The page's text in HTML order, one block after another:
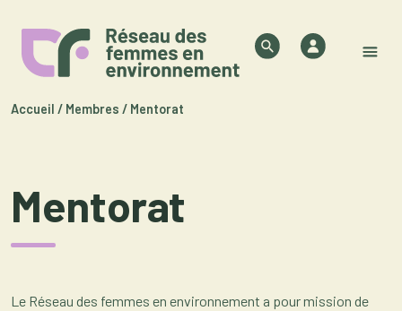
Accueil / Membres / Mentorat
Mentorat
Le Réseau des femmes en environnement a pour mission de